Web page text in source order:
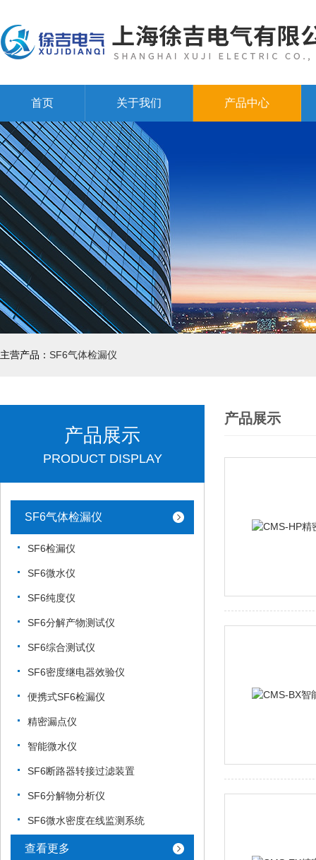
首页 关于我们 产品中心
主营产品： SF6气体检漏仪
产品展示
PRODUCT DISPLAY
SF6气体检漏仪
SF6检漏仪
SF6微水仪
SF6纯度仪
SF6分解产物测试仪
SF6综合测试仪
SF6密度继电器效验仪
便携式SF6检漏仪
精密漏点仪
智能微水仪
SF6断路器转接过滤装置
SF6分解物分析仪
SF6微水密度在线监测系统
查看更多
产品展示